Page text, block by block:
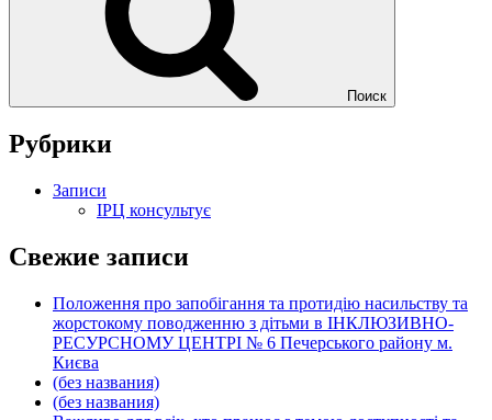
Поиск
Рубрики
Записи
ІРЦ консультує
Свежие записи
Положення про запобігання та протидію насильству та
жорстокому поводженню з дітьми в ІНКЛЮЗИВНО-
РЕСУРСНОМУ ЦЕНТРІ № 6 Печерського району м.
Києва
(без названия)
(без названия)